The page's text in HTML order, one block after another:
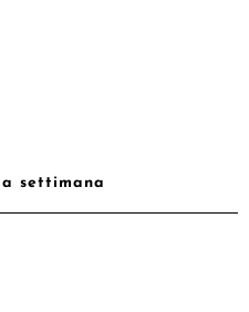
settimana